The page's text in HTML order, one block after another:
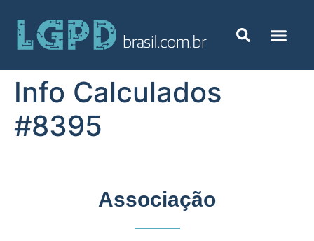
Info Calculados
#8395
Associação